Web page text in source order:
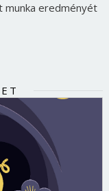
munka eredményét